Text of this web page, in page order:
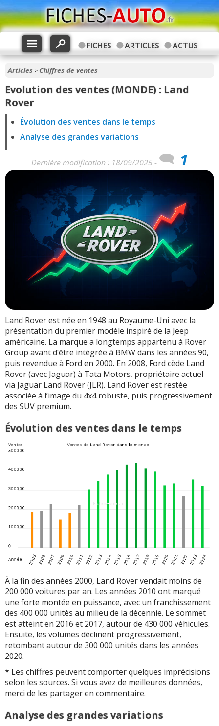
FICHES ARTICLES ACTUS
Articles > Chiffres de ventes
Evolution des ventes (MONDE) : Land
Rover
Évolution des ventes dans le temps
Analyse des grandes variations
Dernière modification : 18/09/2025 - 1
Land Rover est née en 1948 au Royaume-Uni avec la
présentation du premier modèle inspiré de la Jeep
américaine. La marque a longtemps appartenu à Rover
Group avant d’être intégrée à BMW dans les années 90,
puis revendue à Ford en 2000. En 2008, Ford cède Land
Rover (avec Jaguar) à Tata Motors, propriétaire actuel
via Jaguar Land Rover (JLR). Land Rover est restée
associée à l’image du 4x4 robuste, puis progressivement
des SUV premium.
Évolution des ventes dans le temps
À la fin des années 2000, Land Rover vendait moins de
200 000 voitures par an. Les années 2010 ont marqué
une forte montée en puissance, avec un franchissement
des 400 000 unités au milieu de la décennie. Le sommet
est atteint en 2016 et 2017, autour de 430 000 véhicules.
Ensuite, les volumes déclinent progressivement,
retombant autour de 300 000 unités dans les années
2020.
* Les chiffres peuvent comporter quelques imprécisions
selon les sources. Si vous avez de meilleures données,
merci de les partager en commentaire.
Analyse des grandes variations